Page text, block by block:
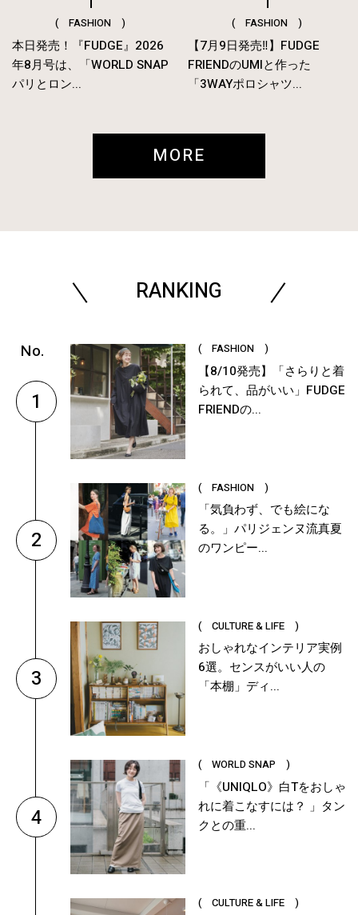
( FASHION )
本日発売！『FUDGE』2026
年8月号は、「WORLD SNAP
パリとロン...
( FASHION )
【7月9日発売‼︎】FUDGE
FRIENDのUMIと作った
「3WAYポロシャツ...
MORE
RANKING
1
( FASHION )
【8/10発売】「さらりと着
られて、品がいい」FUDGE
FRIENDの...
2
( FASHION )
「気負わず、でも絵にな
る。」パリジェンヌ流真夏
のワンピー...
3
( CULTURE & LIFE )
おしゃれなインテリア実例
6選。センスがいい人の
「本棚」ディ...
4
( WORLD SNAP )
「《UNIQLO》白Tをおしゃ
れに着こなすには？ 」タン
クとの重...
( CULTURE & LIFE )